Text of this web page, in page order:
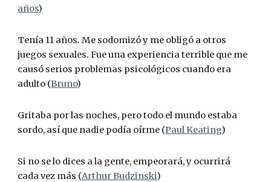
años)
Tenía 11 años. Me sodomizó y me obligó a otros
juegos sexuales. Fue una experiencia terrible que me
causó serios problemas psicológicos cuando era
adulto (Bruno)
Gritaba por las noches, pero todo el mundo estaba
sordo, así que nadie podía oírme (Paul Keating)
Si no se lo dices a la gente, empeorará, y ocurrirá
cada vez más (Arthur Budzinski)